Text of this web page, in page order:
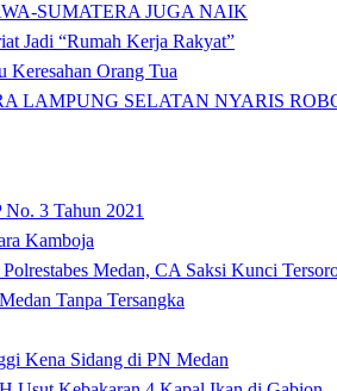
SUMATERA JUGA NAIK
Jadi “Rumah Kerja Rakyat”
Orang Tua
SELATAN NYARIS
3 Tahun 2021
Kamboja
Medan, CA Saksi Kunci
Tanpa Tersangka
Kena Sidang di PN Medan